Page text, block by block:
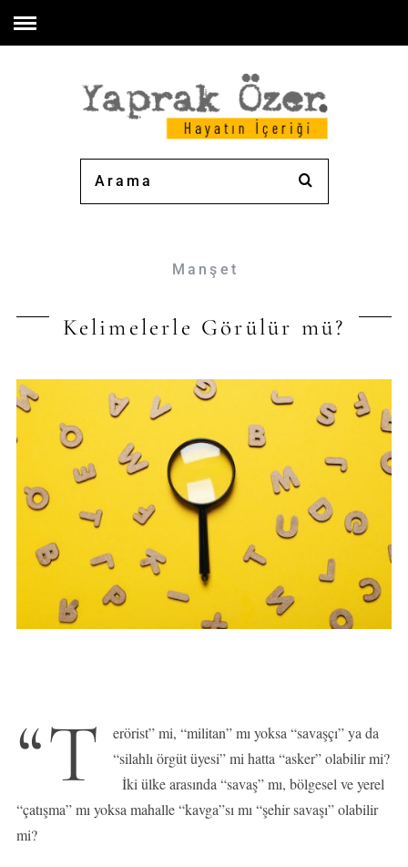
Manşet
Kelimelerle Görülür mü?
“T
erörist” mi, “militan” mı yoksa “savaşçı” ya da
“silahlı örgüt üyesi” mi hatta “asker” olabilir mi?
İki ülke arasında “savaş” mı, bölgesel ve yerel
“çatışma” mı yoksa mahalle “kavga”sı mı “şehir savaşı” olabilir
mi?